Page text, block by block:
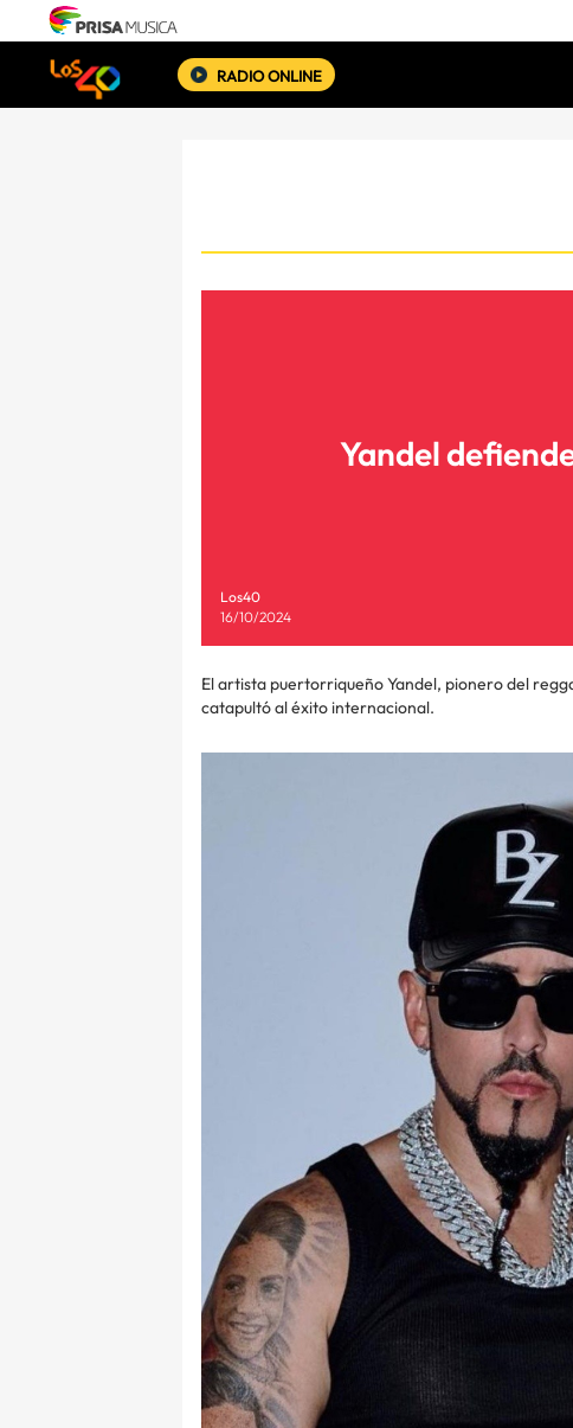
RADIO ONLINE
Yandel
Los40
16/10/2024
El artista puertorriqueño Yandel, pionero del
catapultó al éxito internacional.